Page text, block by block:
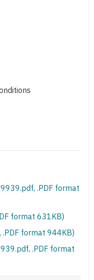
.PDF format
format 631KB)
format 944KB)
.PDF format